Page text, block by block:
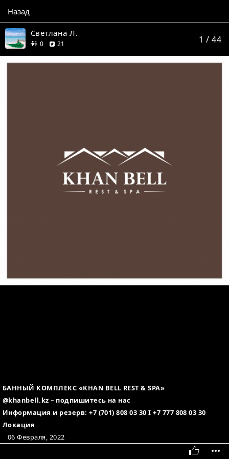
Назад
Светлана Л.
0друзей
21 1 / 44
БАННЫЙ КОМПЛЕКС «KHAN BELL REST & SPA»
@khanbell.kz – подпишитесь на нас
Информация и резерв: +7 (701) 808 03 30 I +7 777 808 03 30
Локация
06 Февраля, 2022